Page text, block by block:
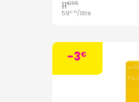
11€95
59€75/litre
-3€